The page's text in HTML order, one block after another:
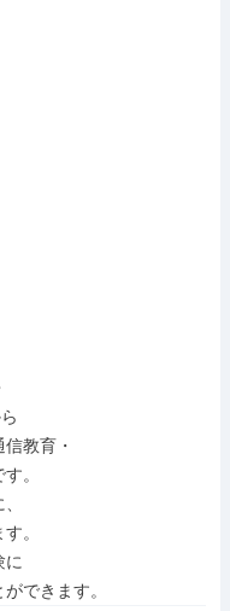
できます。